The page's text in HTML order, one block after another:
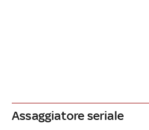
Assaggiatore seriale